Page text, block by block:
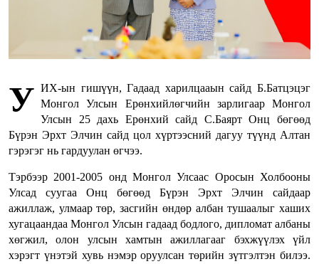
У ИХ-ын гишүүн, Гадаад харилцааын сайд Б.Батцэцэг
Монгол Улсын Ерөнхийлөгчийн зарлигаар Монгол
Улсын 25 дахь Ерөнхий сайд С.Баярт Онц бөгөөд
Бүрэн Эрхт Элчин сайд цол хүртээсний дагуу түүнд Алтан
гэрэгэг нь гардуулан өгчээ.
Тэрбээр 2001-2005 онд Монгол Улсаас Оросын Холбооны
Улсад суугаа Онц бөгөөд Бүрэн Эрхт Элчин сайдаар
ажиллаж, улмаар төр, засгийн өндөр албан тушаалыг хаших
хугацаандаа Монгол Улсын гадаад бодлого, дипломат албаны
хөгжил, олон улсын хамтын ажиллагааг бэхжүүлэх үйл
хэрэгт үнэтэй хувь нэмэр оруулсан төрийн зүтгэлтэн билээ.